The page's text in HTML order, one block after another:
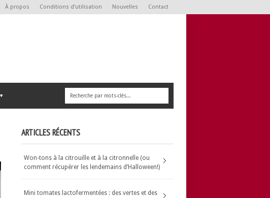
À propos Conditions d’utilisation Nouvelles Contact
ARTICLES RÉCENTS
Won-tons à la citrouille et à la citronnelle (ou
comment récupérer les lendemains d’Halloween!)
Mini tomates lactofermentées : des vertes et des